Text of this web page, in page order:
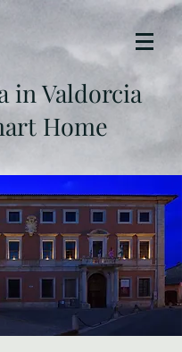
in Valdorcia
Home